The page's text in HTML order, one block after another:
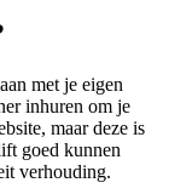
met je eigen
inhuren om je
maar deze is
goed kunnen
verhouding.